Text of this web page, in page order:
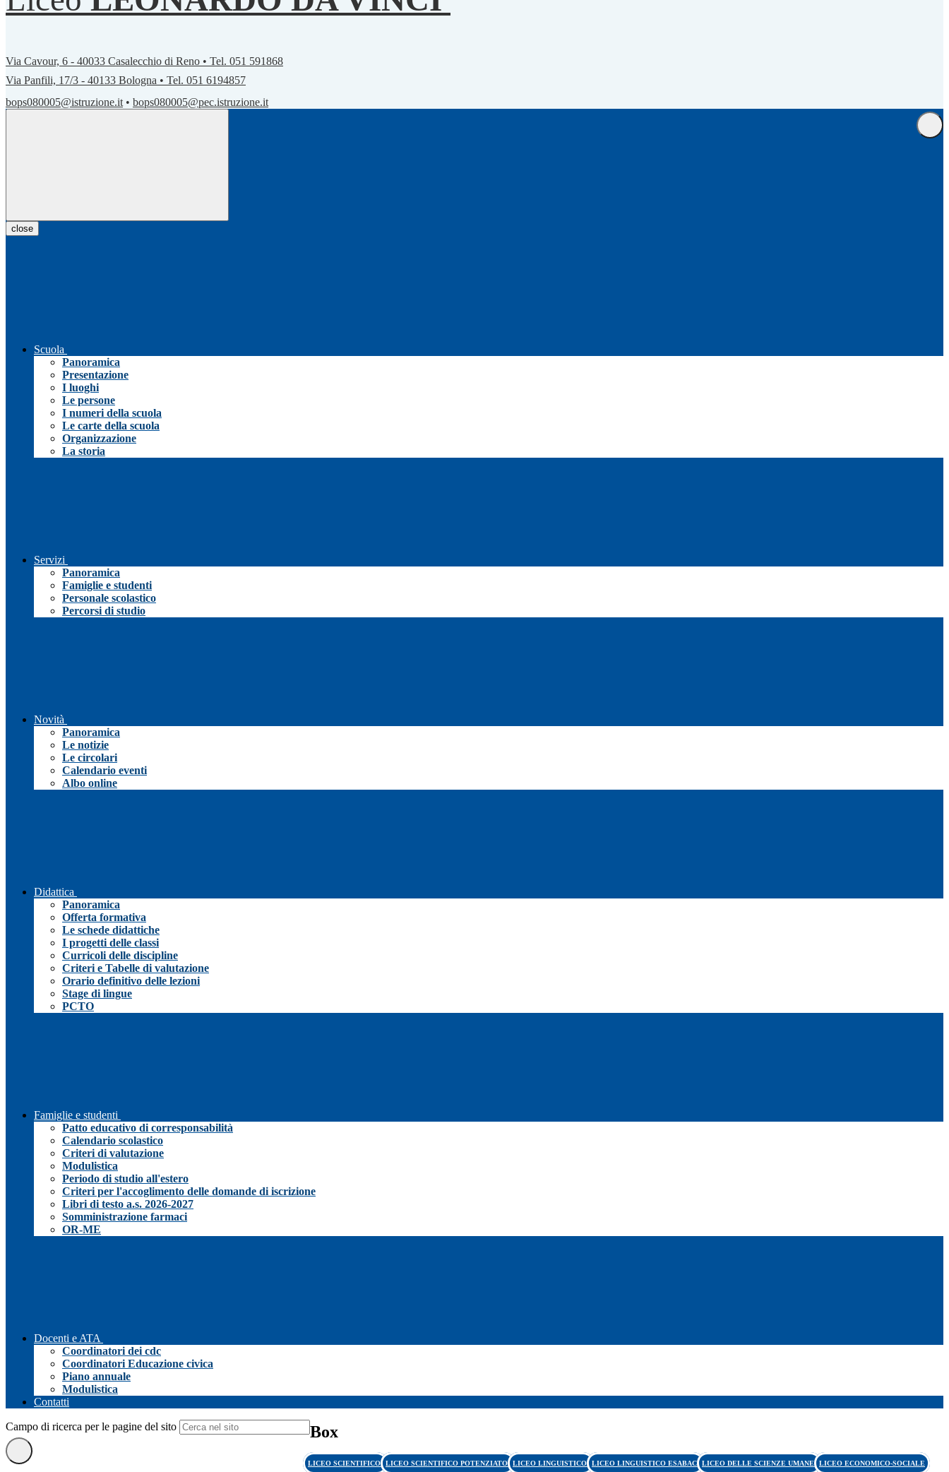
Via Cavour, 6 - 40033 Casalecchio di Reno • Tel. 051 591868
Via Panfili, 17/3 - 40133 Bologna • Tel. 051 6194857
bops080005@istruzione.it • bops080005@pec.istruzione.it
close
Scuola
Panoramica
Presentazione
I luoghi
Le persone
I numeri della scuola
Le carte della scuola
Organizzazione
La storia
Servizi
Panoramica
Famiglie e studenti
Personale scolastico
Percorsi di studio
Novità
Panoramica
Le notizie
Le circolari
Calendario eventi
Albo online
Didattica
Panoramica
Offerta formativa
Le schede didattiche
I progetti delle classi
Curricoli delle discipline
Criteri e Tabelle di valutazione
Orario definitivo delle lezioni
Stage di lingue
PCTO
Famiglie e studenti
Patto educativo di corresponsabilità
Calendario scolastico
Criteri di valutazione
Modulistica
Periodo di studio all'estero
Criteri per l'accoglimento delle domande di iscrizione
Libri di testo a.s. 2026-2027
Somministrazione farmaci
OR-ME
Docenti e ATA
Coordinatori dei cdc
Coordinatori Educazione civica
Piano annuale
Modulistica
Contatti
Campo di ricerca per le pagine del sito Box
LICEO SCIENTIFICO LICEO SCIENTIFICO POTENZIATO LICEO LINGUISTICO LICEO LINGUISTICO ESABAC LICEO DELLE SCIENZE UMANE LICEO ECONOMICO-SOCIALE